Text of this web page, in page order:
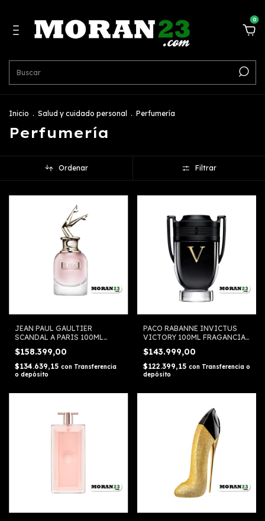
0
Inicio . Salud y cuidado personal . Perfumería
Perfumería
Ordenar Filtrar
JEAN PAUL GAULTIER
SCANDAL A PARIS 100ML
FRAGANCIA FEMENINA
$158.399,00
$134.639,15 con Transferencia
o depósito
PACO RABANNE INVICTUS
VICTORY 100ML FRAGANCIA
MASCULINA
$143.999,00
$122.399,15 con Transferencia o
depósito